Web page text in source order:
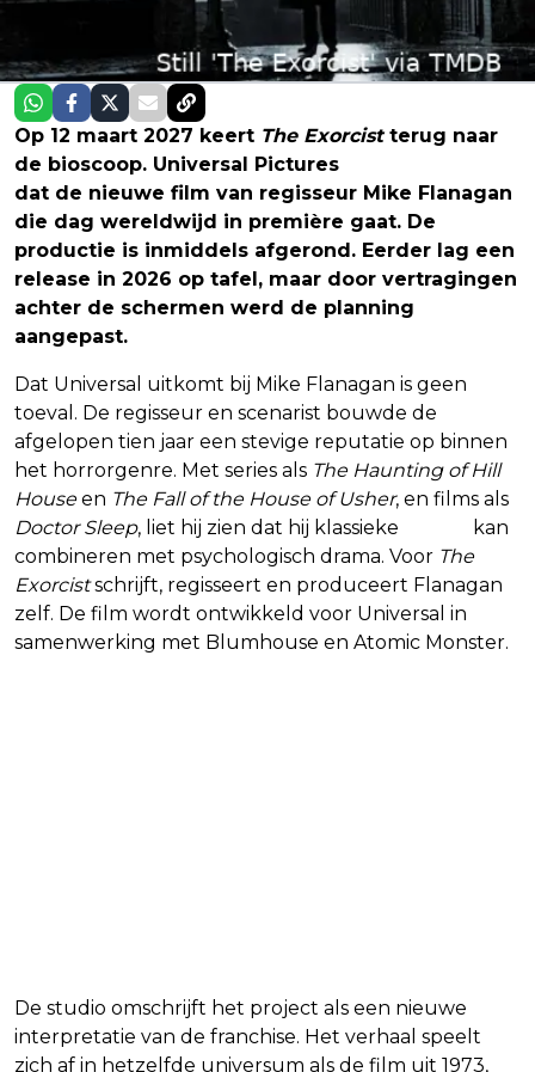
Op 12 maart 2027 keert The Exorcistterug naar
de bioscoop. Universal Pictures
dat de nieuwe film van regisseur Mike Flanagan
die dag wereldwijd in première gaat. De
productie is inmiddels afgerond. Eerder lag een
release in 2026 op tafel, maar door vertragingen
achter de schermen werd de planning
aangepast.
Dat Universal uitkomt bij Mike Flanagan is geen
toeval. De regisseur en scenarist bouwde de
afgelopen tien jaar een stevige reputatie op binnen
het horrorgenre. Met series als The Haunting of Hill
Houseen The Fall of the House of Usher, en films als
Doctor Sleep, liet hij zien dat hij klassieke
kan
combineren met psychologisch drama. Voor The
Exorcistschrijft, regisseert en produceert Flanagan
zelf. De film wordt ontwikkeld voor Universal in
samenwerking met Blumhouse en Atomic Monster.
De studio omschrijft het project als een nieuwe
interpretatie van de franchise. Het verhaal speelt
zich af in hetzelfde universum als de film uit 1973,